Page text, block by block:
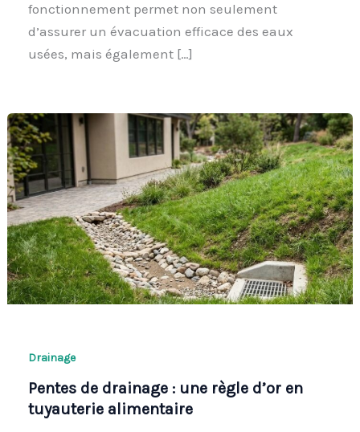
fonctionnement permet non seulement
d’assurer un évacuation efficace des eaux
usées, mais également […]
Drainage
Pentes de drainage : une règle d’or en
tuyauterie alimentaire